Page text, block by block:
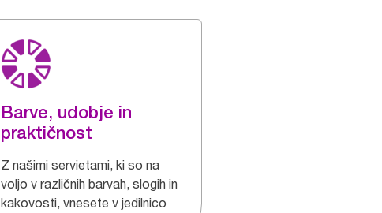
Barve, udobje in
praktičnost
Z našimi servietami, ki so na
voljo v različnih barvah, slogih in
kakovosti, vnesete v jedilnico